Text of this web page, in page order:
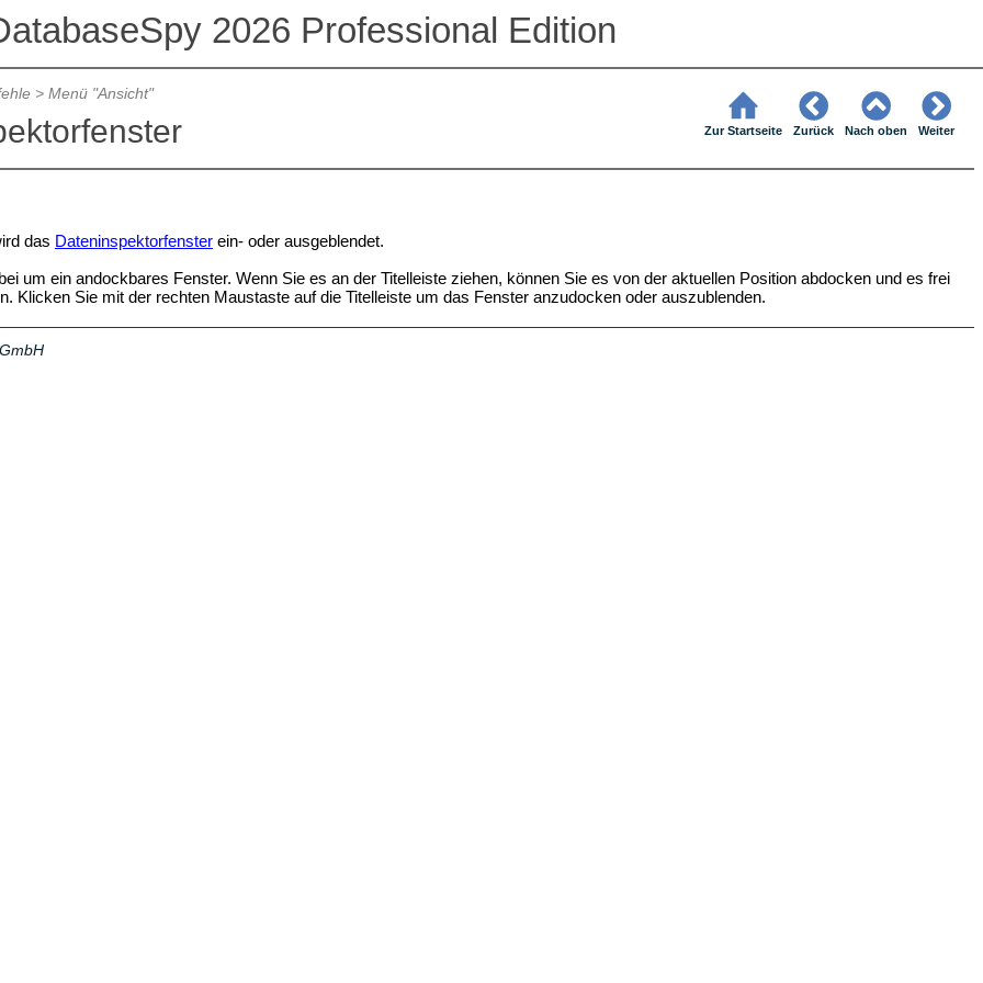
2026 Professional Edition
> Menü "Ansicht"
Zur Startseite Zurück Nach oben Weiter
das Dateninspektorfensterein- oder ausgeblendet.
um ein andockbares Fenster. Wenn Sie es an der Titelleiste ziehen, können Sie es von der aktuellen Position abdocken und es frei
Klicken Sie mit der rechten Maustaste auf die Titelleiste um das Fenster anzudocken oder auszublenden.